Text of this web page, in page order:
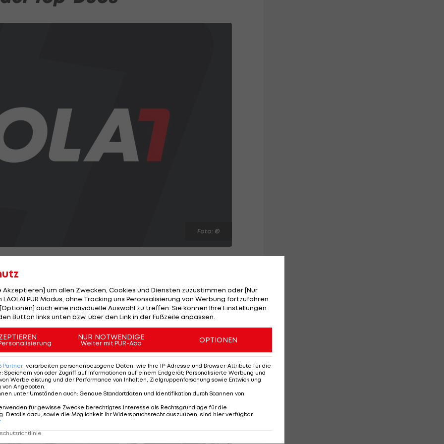
Foto: ©
es keine Überraschungen. Bei den Herren sichern sich
Phil Dalhausser mit einem 2:1(-22, 17, 9)-Finalsieg
die in Den Haag ihren ersten Grand Slam
hat das Nummer-eins-Duo Kerri Walsh/April Ross
sich im Endspiel mit 2:0(17,17) gegen die
Akzeptieren] um allen Zwecken, Cookies und Diensten zuzustimmen oder [Nur
PUR Modus, ohne Tracking uns Peronsalisierung von Werbung fortzufahren.
auch eine individuelle Auswahl zu treffen. Sie können Ihre Einstellungen
Button links unten bzw. über den Link in der Fußzeile anpassen.
NUR NOTWENDIGE
Weiter mit PUR-Abo OPTIONEN
Partner verarbeiten personenbezogene Daten, wie Ihre IP-Adresse und Browser-Attribute für die
: Speichern von oder Zugriff auf Informationen auf einem Endgerät; Personalisierte Werbung und
Werbeleistung und der Performance von Inhalten, Zielgruppenforschung sowie Entwicklung
von Angeboten
unter Umständen auch: Genaue Standortdaten und Identifikation durch Scannen von
für gewisse Zwecke berechtigtes Interesse als Rechtsgrundlage für die
Details dazu, sowie die Möglichkeit Ihr Widerspruchsrecht auszuüben, sind hier verfügbar: